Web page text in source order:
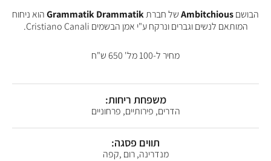
הבושםAmbitchiousשל חברתGrammatik Drammatikהוא ניחוח
המותאם לנשים וגברים ונרקח ע"י אמן הבשמים Cristiano Canali.
מחיר ל-100 מל' 650 ש"ח
משפחת ריחות:
הדרים, פירותיים, פרחוניים
תווים פסגה:
מנדרינה, רום ,קפה